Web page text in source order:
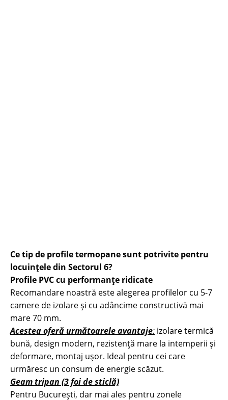
Ce tip de profile termopane sunt potrivite pentru
locuințele din Sectorul 6?
Profile PVC cu performanțe ridicate
Recomandare noastră este alegerea profilelor cu 5-7
camere de izolare și cu adâncime constructivă mai
mare 70 mm.
Acestea oferă următoarele avantaje: izolare termică
bună, design modern, rezistență mare la intemperii și
deformare, montaj ușor. Ideal pentru cei care
urmăresc un consum de energie scăzut.
Geam tripan (3 foi de sticlă)
Pentru București, dar mai ales pentru zonele